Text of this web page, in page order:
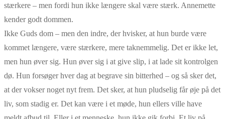
stærkere – men fordi hun ikke længere skal være stærk. Annemette
kender godt dommen.
Ikke Guds dom – men den indre, der hvisker, at hun burde være
kommet længere, være stærkere, mere taknemmelig. Det er ikke let,
men hun øver sig. Hun øver sig i at give slip, i at lade sit kontrolgen
dø. Hun forsøger hver dag at begrave sin bitterhed – og så sker det,
at der vokser noget nyt frem. Det sker, at hun pludselig får øje på det
liv, som stadig er. Det kan være i et møde, hun ellers ville have